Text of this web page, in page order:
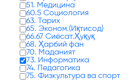
51. Медицина
60.5 Социология
63. Тарих
65. Эконом.(Иқтисод)
66.67 Сиёсат.Ҳуқуқ
68. Ҳарбий фан
70. Маданият
73. Информатика
74. Педагогика
75. Физкультура ва спорт